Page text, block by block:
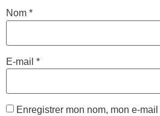
Nom *
E-mail *
Enregistrer mon nom, mon e-